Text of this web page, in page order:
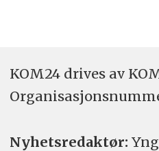
KOM24 drives av
Nyhetsredaktør: